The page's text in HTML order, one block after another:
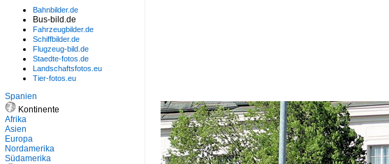
Bahnbilder.de
Bus-bild.de
Fahrzeugbilder.de
Schiffbilder.de
Flugzeug-bild.de
Staedte-fotos.de
Landschaftsfotos.eu
Tier-fotos.eu
Spanien
Kontinente
Afrika
Asien
Europa
Nordamerika
Südamerika